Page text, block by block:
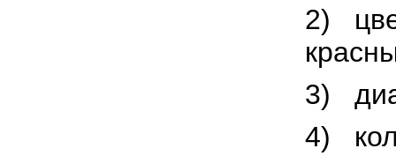
2)
3)
4)